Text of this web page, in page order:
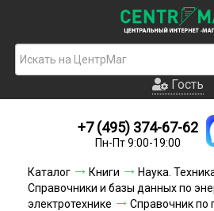
Гость
Новинки
Условия
Условия
Гость
+7 (495) 374-67-62
Пн-Пт 9:00-19:00
Каталог Книги
Наука.
Справочники и базы данных по
электротехнике
Справочник по